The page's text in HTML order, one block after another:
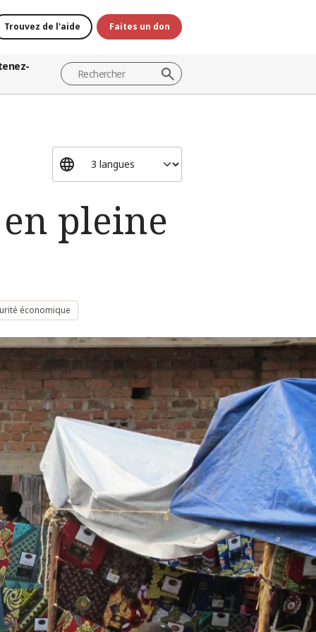
Trouvez de l'aide Faites un don
pleine
économique